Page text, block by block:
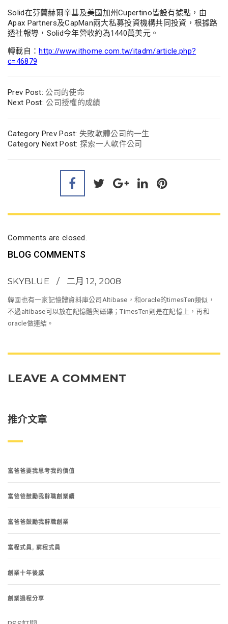
Solid在芬蘭赫爾辛基及美國加州Cupertino皆設有據點，由
Apax Partners及CapMan兩大私募投資機構共同投資，根據路
透社報導，Solid今年營收約為1440萬美元。
轉載自：http://www.ithome.com.tw/itadm/article.php?
c=46879
Prev Post: 公司的使命
Next Post: 公司授權的成績
Category Prev Post:失敗軟體公司的一生
Category Next Post:探索一人軟件公司
Comments are closed.
BLOG COMMENTS
SKYBLUE 二月 12, 2008
韓國也有一家記憶體資料庫公司Altibase，和oracle的timesTen類似，
不過altibase可以放在記憶體與磁碟；TimesTen則是在記憶上，再和
oracle做連結。
LEAVE A COMMENT
推介文章
富爸爸要我思考我的價值
富爸爸鼓勵我辭職創業續
富爸爸鼓勵我辭職創業
富程式員, 窮程式員
創業十年後感
創業過程分享